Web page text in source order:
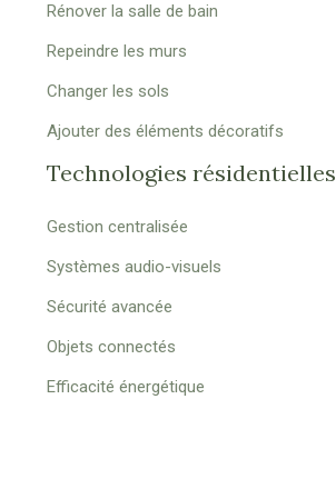
Rénover la salle de bain
Repeindre les murs
Changer les sols
Ajouter des éléments décoratifs
Technologies résidentielles
Gestion centralisée
Systèmes audio-visuels
Sécurité avancée
Objets connectés
Efficacité énergétique